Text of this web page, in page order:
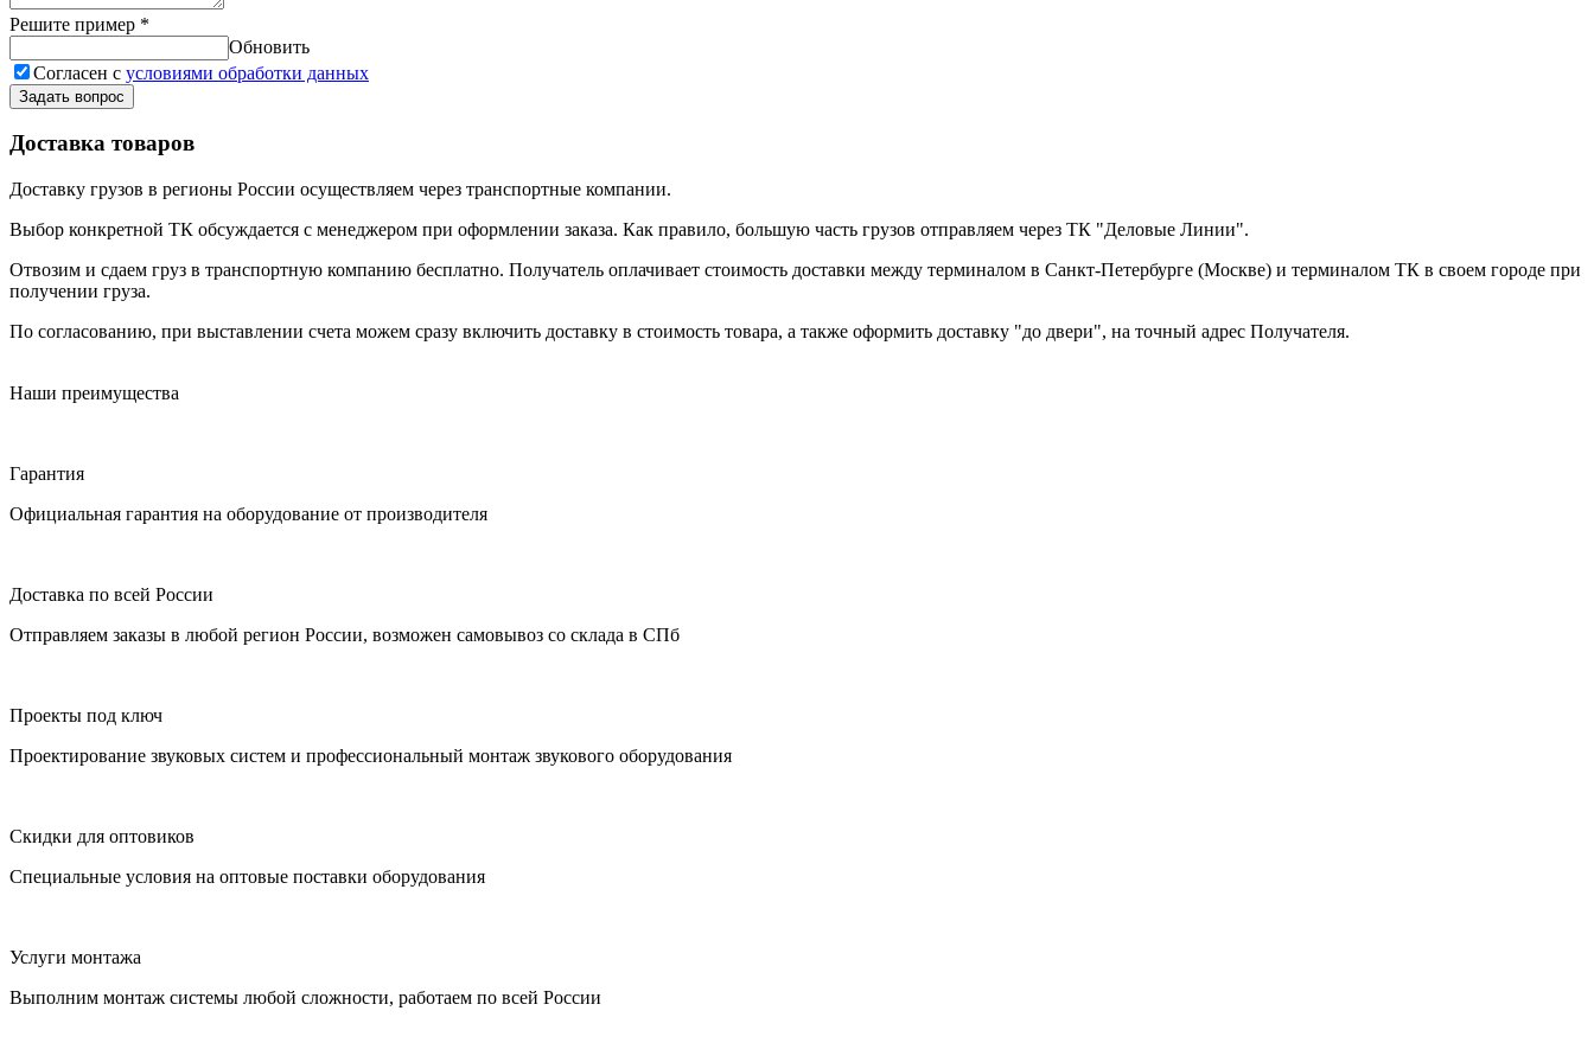
Решите пример *
Обновить
Согласен с условиями обработки данных
Задать вопрос
Доставка товаров
Доставку грузов в регионы России осуществляем через транспортные компании.
Выбор конкретной ТК обсуждается с менеджером при оформлении заказа. Как правило, большую часть грузов отправляем через ТК "Деловые Линии".
Отвозим и сдаем груз в транспортную компанию бесплатно. Получатель оплачивает стоимость доставки между терминалом в Санкт-Петербурге (Москве) и терминалом ТК в своем городе при
получении груза.
По согласованию, при выставлении счета можем сразу включить доставку в стоимость товара, а также оформить доставку "до двери", на точный адрес Получателя.
Наши преимущества
Гарантия
Официальная гарантия на оборудование от производителя
Доставка по всей России
Отправляем заказы в любой регион России, возможен самовывоз со склада в СПб
Проекты под ключ
Проектирование звуковых систем и профессиональный монтаж звукового оборудования
Скидки для оптовиков
Специальные условия на оптовые поставки оборудования
Услуги монтажа
Выполним монтаж системы любой сложности, работаем по всей России